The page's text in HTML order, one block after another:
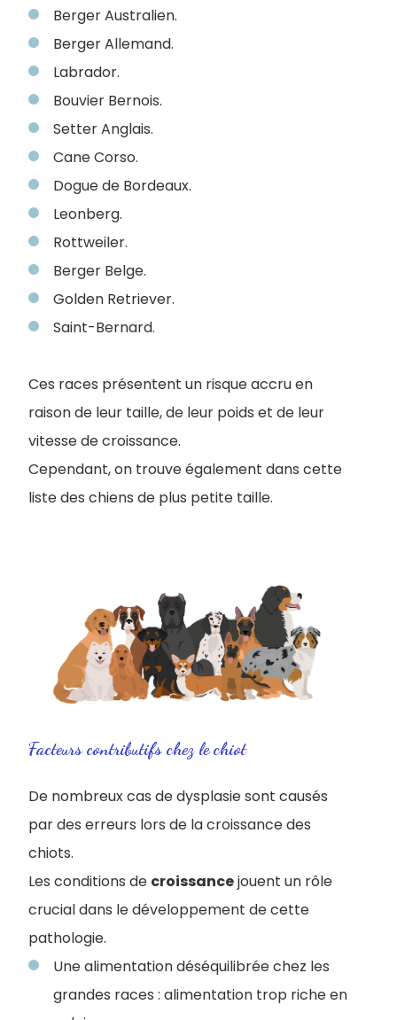
Berger Australien.
Berger Allemand.
Labrador.
Bouvier Bernois.
Setter Anglais.
Cane Corso.
Dogue de Bordeaux.
Leonberg.
Rottweiler.
Berger Belge.
Golden Retriever.
Saint-Bernard.
Ces races présentent un risque accru en
raison de leur taille, de leur poids et de leur
vitesse de croissance.
Cependant, on trouve également dans cette
liste des chiens de plus petite taille.
Facteurs contributifs chez le chiot
De nombreux cas de dysplasie sont causés
par des erreurs lors de la croissance des
chiots.
Les conditions de croissancejouent un rôle
crucial dans le développement de cette
pathologie.
Une alimentation déséquilibrée chez les
grandes races : alimentation trop riche en